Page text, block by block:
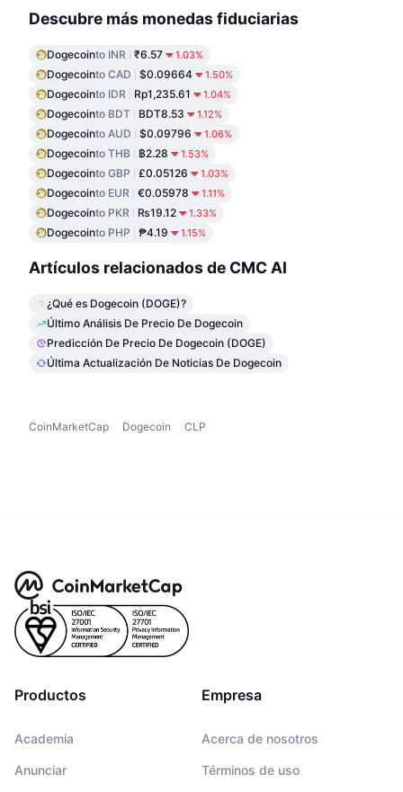
Descubre más monedas fiduciarias
Dogecointo INR ₹6.57 1.03%
Dogecointo CAD $0.09664 1.50%
Dogecointo IDR Rp1,235.61 1.04%
Dogecointo BDT BDT8.53 1.12%
Dogecointo AUD $0.09796 1.06%
Dogecointo THB ฿2.28 1.53%
Dogecointo GBP £0.05126 1.03%
Dogecointo EUR €0.05978 1.11%
Dogecointo PKR ₨19.12 1.33%
Dogecointo PHP ₱4.19 1.15%
Artículos relacionados de CMC AI
¿Qué es Dogecoin (DOGE)?
Último Análisis De Precio De Dogecoin
Predicción De Precio De Dogecoin (DOGE)
Última Actualización De Noticias De Dogecoin
CoinMarketCap Dogecoin CLP
Productos
Academia
Anunciar
Empresa
Acerca de nosotros
Términos de uso